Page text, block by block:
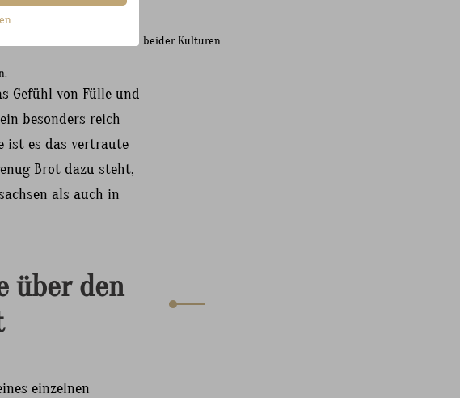
pflanzlich.
Wurst.
Einmachtradition beider Kulturen
Gefühl von Fülle und
besonders reich
ist es das vertraute
Brot dazu steht,
als auch in
über den
einzelnen